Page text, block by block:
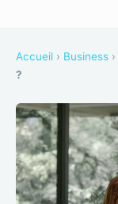
Accueil › Business ›
?